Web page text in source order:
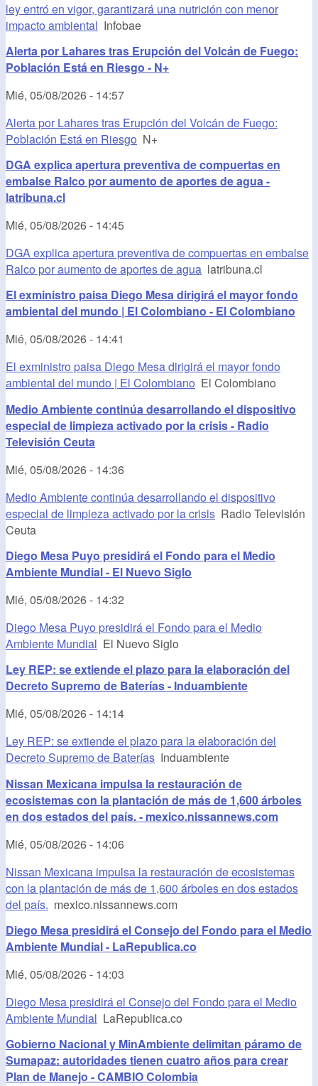
ley entró en vigor, garantizará una nutrición con menor
impacto ambiental Infobae
Alerta por Lahares tras Erupción del Volcán de Fuego:
Población Está en Riesgo - N+
Mié, 05/08/2026 - 14:57
Alerta por Lahares tras Erupción del Volcán de Fuego:
Población Está en Riesgo N+
DGA explica apertura preventiva de compuertas en
embalse Ralco por aumento de aportes de agua -
latribuna.cl
Mié, 05/08/2026 - 14:45
DGA explica apertura preventiva de compuertas en embalse
Ralco por aumento de aportes de agua latribuna.cl
El exministro paisa Diego Mesa dirigirá el mayor fondo
ambiental del mundo | El Colombiano - El Colombiano
Mié, 05/08/2026 - 14:41
El exministro paisa Diego Mesa dirigirá el mayor fondo
ambiental del mundo | El Colombiano El Colombiano
Medio Ambiente continúa desarrollando el dispositivo
especial de limpieza activado por la crisis - Radio
Televisión Ceuta
Mié, 05/08/2026 - 14:36
Medio Ambiente continúa desarrollando el dispositivo
especial de limpieza activado por la crisis Radio Televisión
Ceuta
Diego Mesa Puyo presidirá el Fondo para el Medio
Ambiente Mundial - El Nuevo Siglo
Mié, 05/08/2026 - 14:32
Diego Mesa Puyo presidirá el Fondo para el Medio
Ambiente Mundial El Nuevo Siglo
Ley REP: se extiende el plazo para la elaboración del
Decreto Supremo de Baterías - Induambiente
Mié, 05/08/2026 - 14:14
Ley REP: se extiende el plazo para la elaboración del
Decreto Supremo de Baterías Induambiente
Nissan Mexicana impulsa la restauración de
ecosistemas con la plantación de más de 1,600 árboles
en dos estados del país. - mexico.nissannews.com
Mié, 05/08/2026 - 14:06
Nissan Mexicana impulsa la restauración de ecosistemas
con la plantación de más de 1,600 árboles en dos estados
del país. mexico.nissannews.com
Diego Mesa presidirá el Consejo del Fondo para el Medio
Ambiente Mundial - LaRepublica.co
Mié, 05/08/2026 - 14:03
Diego Mesa presidirá el Consejo del Fondo para el Medio
Ambiente Mundial LaRepublica.co
Gobierno Nacional y MinAmbiente delimitan páramo de
Sumapaz: autoridades tienen cuatro años para crear
Plan de Manejo - CAMBIO Colombia